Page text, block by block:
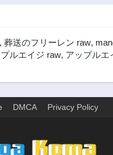
, 葬送のフリーレン raw,
ルエイジ raw, アップルエ
DMCA Privacy Policy